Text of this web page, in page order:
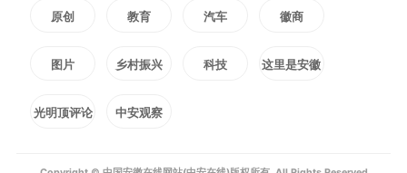
和安全。
原创 教育 汽车 徽商
图片 乡村振兴 科技 这里是安徽
光明顶评论 中安观察